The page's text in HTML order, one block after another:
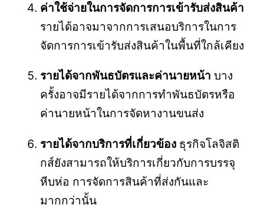
ค่าใช้จ่ายในการจัดการการเข้ารับส่งสินค้า
รายได้อาจมาจากการเสนอบริการในการ
จัดการการเข้ารับส่งสินค้าในพื้นที่ใกล้เคียง
รายได้จากพันธบัตรและค่านายหน้า บาง
ครั้งอาจมีรายได้จากการทำพันธบัตรหรือ
ค่านายหน้าในการจัดหางานขนส่ง
รายได้จากบริการที่เกี่ยวข้อง ธุรกิจโลจิสติ
กส์ยังสามารถให้บริการเกี่ยวกับการบรรจุ
หีบห่อ การจัดการสินค้าที่ส่งกันและ
มากกว่านั้น